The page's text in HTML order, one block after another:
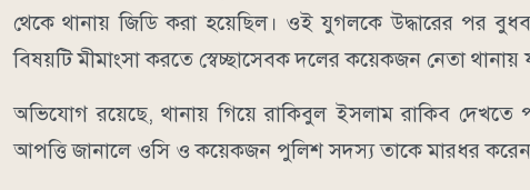
থেকে থানায় জিডি করা হয়েছিল। ওই যুগলকে উদ্ধারের পর
বিষয়টি মীমাংসা করতে স্বেচ্ছাসেবক দলের কয়েকজন নেতা
অভিযোগ রয়েছে, থানায় গিয়ে রাকিবুল ইসলাম রাকিব
আপত্তি জানালে ওসি ও কয়েকজন পুলিশ সদস্য তাকে মারধর